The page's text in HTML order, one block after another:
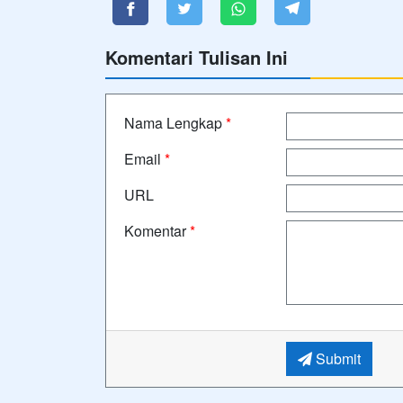
Komentari Tulisan Ini
Nama Lengkap*
Email *
URL
Komentar*
Submit